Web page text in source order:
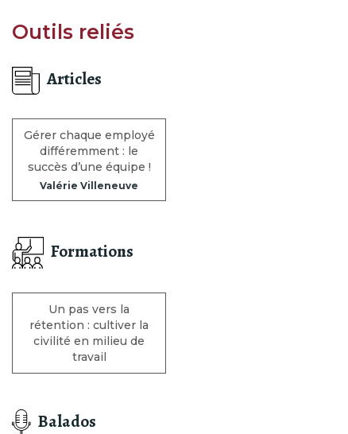
Outils reliés
Articles
Gérer chaque employé
différemment : le
succès d’une équipe !
Valérie Villeneuve
Formations
Un pas vers la
rétention : cultiver la
civilité en milieu de
travail
Balados